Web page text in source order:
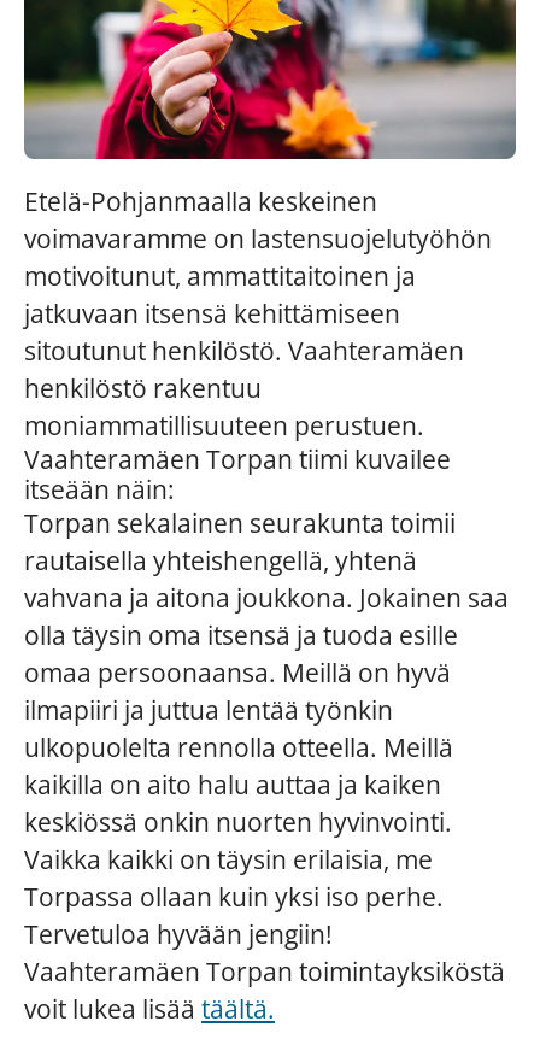
Etelä-Pohjanmaalla keskeinen
voimavaramme on lastensuojelutyöhön
motivoitunut, ammattitaitoinen ja
jatkuvaan itsensä kehittämiseen
sitoutunut henkilöstö. Vaahteramäen
henkilöstö rakentuu
moniammatillisuuteen perustuen.
Vaahteramäen Torpan tiimi kuvailee
itseään näin:
Torpan sekalainen seurakunta toimii
rautaisella yhteishengellä, yhtenä
vahvana ja aitona joukkona. Jokainen saa
olla täysin oma itsensä ja tuoda esille
omaa persoonaansa. Meillä on hyvä
ilmapiiri ja juttua lentää työnkin
ulkopuolelta rennolla otteella. Meillä
kaikilla on aito halu auttaa ja kaiken
keskiössä onkin nuorten hyvinvointi.
Vaikka kaikki on täysin erilaisia, me
Torpassa ollaan kuin yksi iso perhe.
Tervetuloa hyvään jengiin!
Vaahteramäen Torpan toimintayksiköstä
voit lukea lisää täältä.